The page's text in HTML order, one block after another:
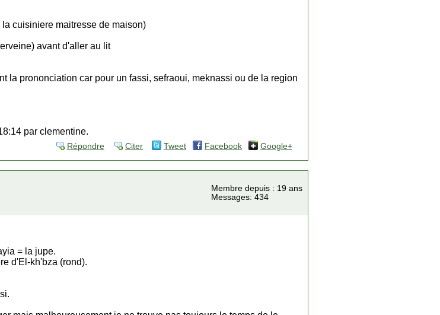
cuisiniere maitresse de maison)
avant d'aller au lit
la prononciation car pour un fassi, sefraoui, meknassi ou de la region
par clementine.
Répondre Citer Tweet Facebook Google+
Membre depuis : 19 ans
Messages: 434
= la jupe.
d'El-kh'bza (rond).